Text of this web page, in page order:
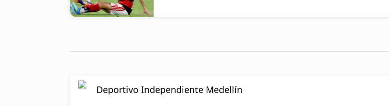
Deportivo Independiente Medellín